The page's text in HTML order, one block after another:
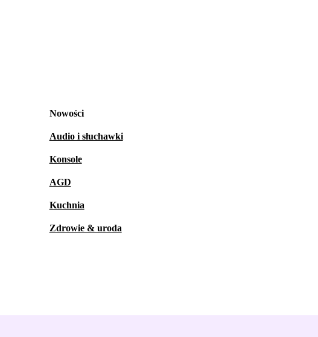
Nowości
Audio i słuchawki
Konsole
AGD
Kuchnia
Zdrowie & uroda